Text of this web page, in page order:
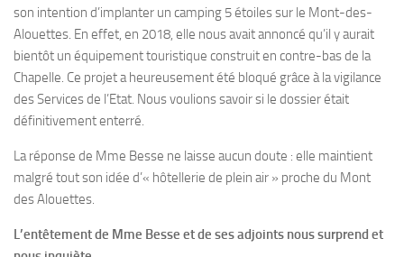
son intention d’implanter un camping 5 étoiles sur le Mont-des-
Alouettes. En effet, en 2018, elle nous avait annoncé qu’il y aurait
bientôt un équipement touristique construit en contre-bas de la
Chapelle. Ce projet a heureusement été bloqué grâce à la vigilance
des Services de l’Etat. Nous voulions savoir si le dossier était
définitivement enterré.
La réponse de Mme Besse ne laisse aucun doute : elle maintient
malgré tout son idée d’« hôtellerie de plein air » proche du Mont
des Alouettes.
L’entêtement de Mme Besse et de ses adjoints nous surprend et